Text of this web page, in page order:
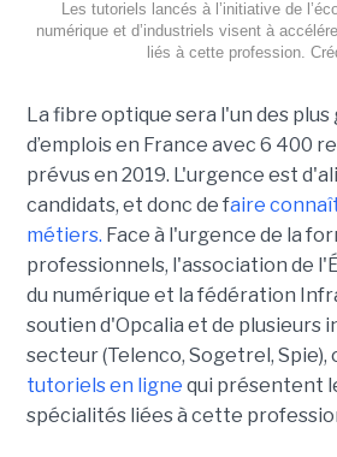
Les tutoriels lancés à l’initiative de
numérique et d’industriels visent à
liés à cette profession.
La fibre optique sera l'un des
d’emplois en France avec 6 400
prévus en 2019. L'urgence est
candidats, et donc de faire
métiers. Face à l'urgence de la
professionnels, l'association de
du numérique et la fédération
soutien d'Opcalia et de plusieurs
secteur (Telenco, Sogetrel, Spie),
tutoriels en ligne qui présentent
spécialités liées à cette